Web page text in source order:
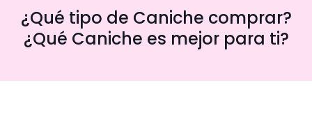
¿Qué tipo de Caniche comprar?
¿Qué Caniche es mejor para ti?